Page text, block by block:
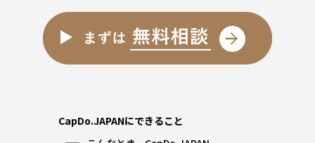
CapDo.JAPANにできること